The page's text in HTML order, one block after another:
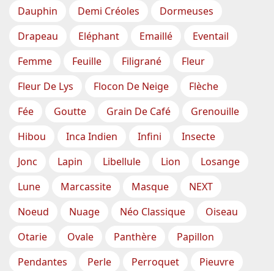
Dauphin
Demi Créoles
Dormeuses
Drapeau
Eléphant Emaillé
Eventail
Femme
Feuille Filigrané
Fleur
Fleur De Lys
Flocon De Neige
Flèche
Fée
Goutte Grain De Café
Grenouille
Hibou
Inca Indien Infini
Insecte
Jonc
Lapin Libellule Lion
Losange
Lune
Marcassite Masque
NEXT
Noeud
Nuage Néo Classique
Oiseau
Otarie
Ovale Panthère
Papillon
Pendantes
Perle Perroquet Pieuvre